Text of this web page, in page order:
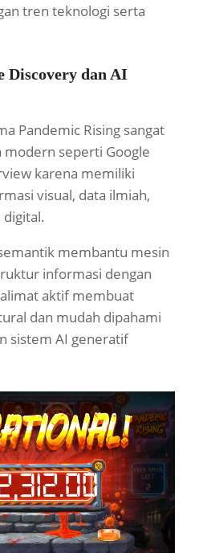
tren teknologi serta
Discovery dan AI
Pandemic Rising sangat
seperti Google
karena memiliki
visual, data ilmiah,
membantu mesin
informasi dengan
aktif membuat
dan mudah dipahami
sistem AI generatif